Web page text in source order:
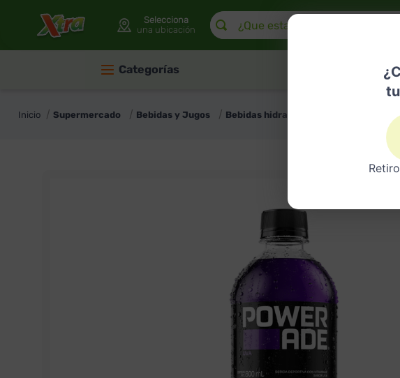
Selecciona
una ubicación
¿Que estas buscando?
Categorías Nuestras
Supermercado Bebidas y Jugos Bebidas hidratantes Bebida